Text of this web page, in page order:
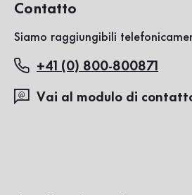
Contatto
Siamo raggiungibili
+41 (0) 800-800871
Vai al modulo di